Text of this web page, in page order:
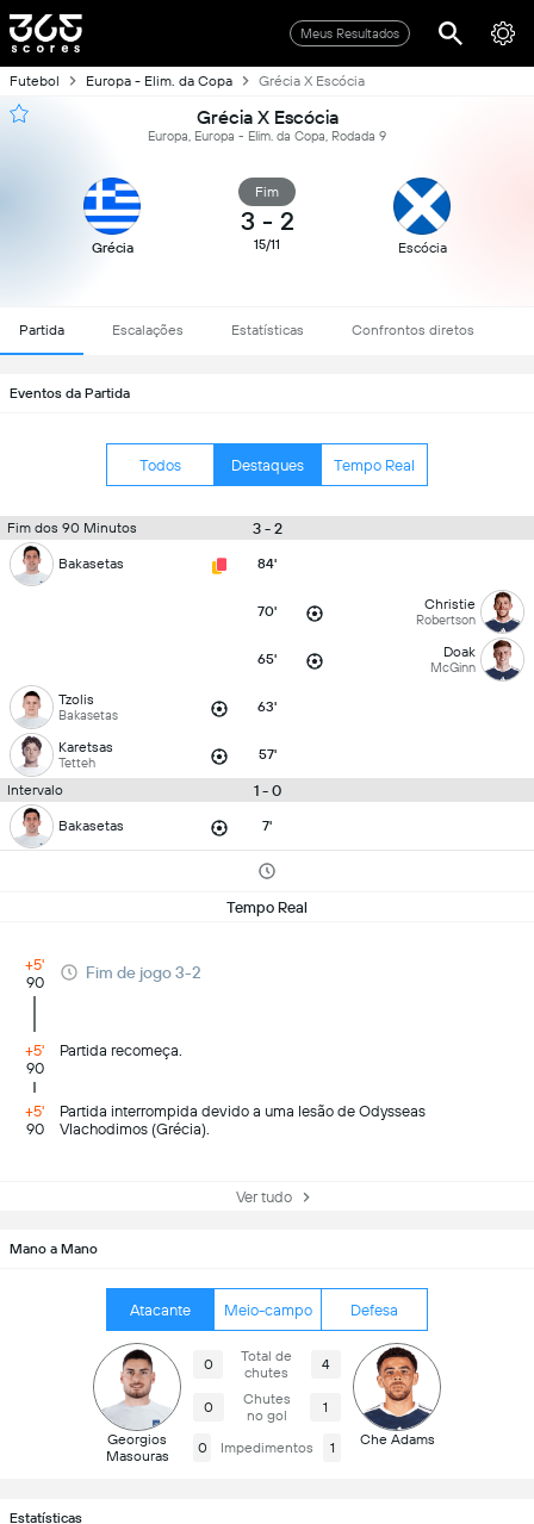
Meus Resultados
Futebol Europa - Elim. da Copa Grécia X Escócia
Grécia X Escócia
Europa, Europa - Elim. da Copa, Rodada 9
Grécia
Fim
3 - 2
15/11 Escócia
Partida Escalações Estatísticas Confrontos diretos
Eventos da Partida
Todos Destaques Tempo Real
Fim dos 90 Minutos 3 - 2
Bakasetas 84'
70' Christie
Robertson
65' Doak
McGinn
Tzolis
Bakasetas 63'
Karetsas
Tetteh 57'
Intervalo 1 - 0
Bakasetas 7'
Tempo Real
+5'
90
Fim de jogo 3-2
+5'
90
Partida recomeça.
+5'
90
Partida interrompida devido a uma lesão de Odysseas
Vlachodimos (Grécia).
Ver tudo
Mano a Mano
Atacante Meio-campo Defesa
Georgios
Masouras
0
Total de
chutes
4
0
Chutes
no gol
1
0 Impedimentos 1 Che Adams
Estatísticas